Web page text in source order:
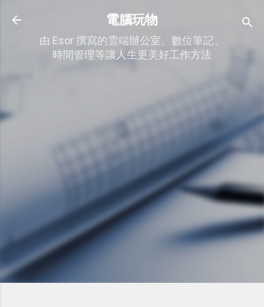
跳到主要內容
電腦玩物
由 Esor 撰寫的雲端辦公室、數位筆記、
時間管理等讓人生更美好工作方法